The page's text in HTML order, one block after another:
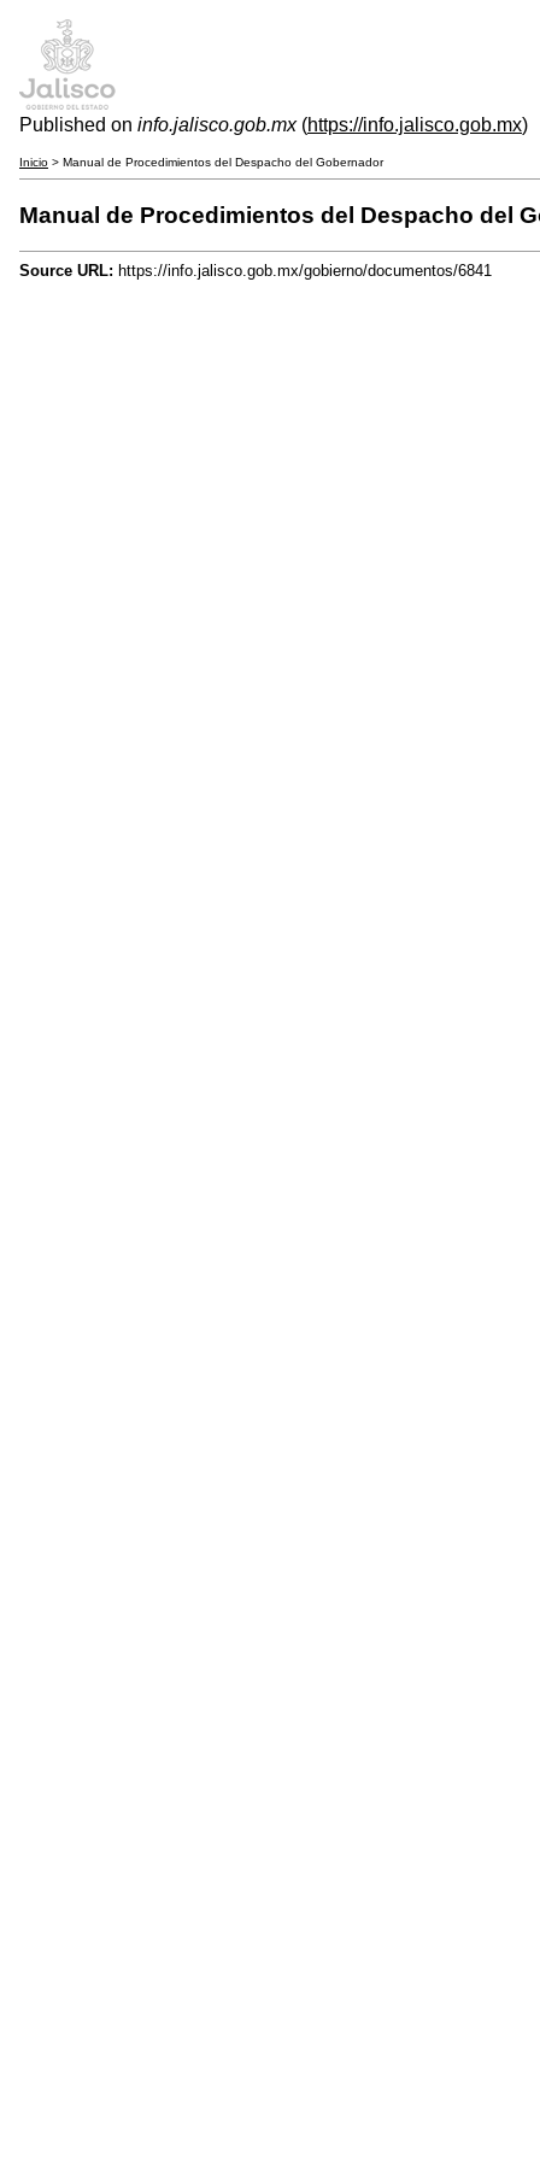
Published on info.jalisco.gob.mx(https://info.jalisco.gob.mx)
Inicio > Manual de Procedimientos del Despacho del Gobernador
Manual de Procedimientos del Despacho del
Source URL: https://info.jalisco.gob.mx/gobierno/documentos/6841